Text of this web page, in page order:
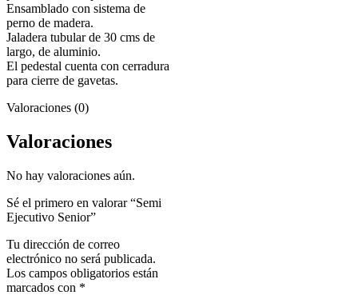
Ensamblado con sistema de
perno de madera.
Jaladera tubular de 30 cms de
largo, de aluminio.
El pedestal cuenta con cerradura
para cierre de gavetas.
Valoraciones (0)
Valoraciones
No hay valoraciones aún.
Sé el primero en valorar “Semi
Ejecutivo Senior”
Tu dirección de correo
electrónico no será publicada.
Los campos obligatorios están
marcados con *